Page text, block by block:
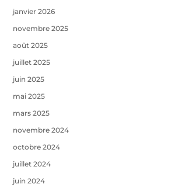
janvier 2026
novembre 2025
août 2025
juillet 2025
juin 2025
mai 2025
mars 2025
novembre 2024
octobre 2024
juillet 2024
juin 2024